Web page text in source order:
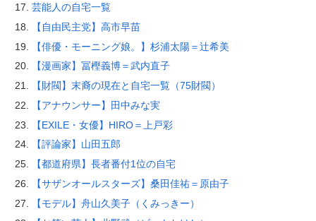
芸能人の自宅一覧
【自由民主党】高市早苗
【俳優・モーニング娘。】杉浦太陽＝辻希美
【漫画家】冨樫義博＝武内直子
【財閥】末裔の現在と自宅一覧（75財閥）
【アナウンサー】田中みな実
【EXILE・女優】HIRO＝上戸彩
【評論家】山田五郎
【都道府県】長者番付1位の自宅
【サザンオールスターズ】桑田佳祐＝原由子
【モデル】舟山久美子（くみっきー）